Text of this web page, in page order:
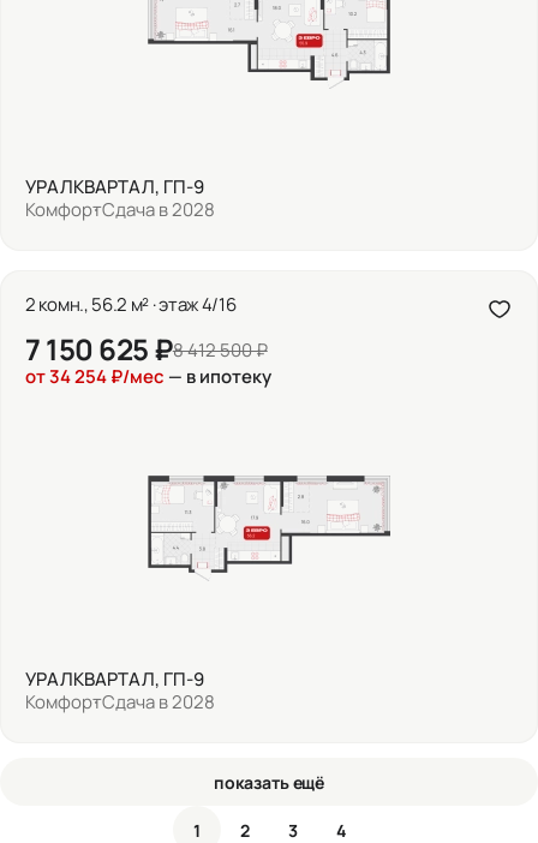
УРАЛКВАРТАЛ, ГП-9
КомфортСдача в 2028
2 комн., 56.2 м² · этаж 4/16
7 150 625 ₽8 412 500 ₽
от 34 254 ₽/мес — в ипотеку
УРАЛКВАРТАЛ, ГП-9
КомфортСдача в 2028
показать ещё
1 2 3 4